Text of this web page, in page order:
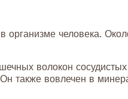
человека.
волокон
также вовлечен в